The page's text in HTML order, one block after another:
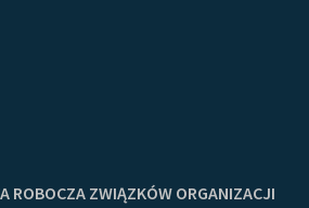
ROBOCZA ZWIĄZKÓW ORGANIZACJI